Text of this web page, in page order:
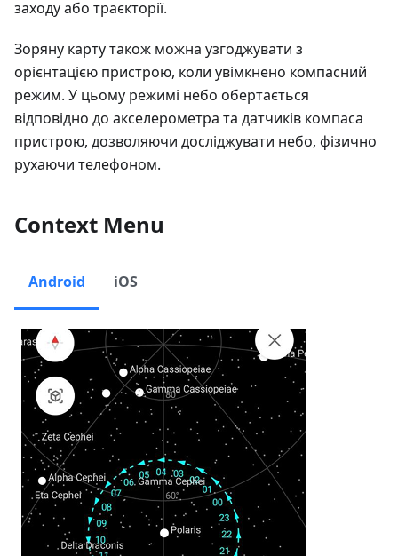
заходу або траєкторії.
Зоряну карту також можна узгоджувати з
орієнтацією пристрою, коли увімкнено компасний
режим. У цьому режимі небо обертається
відповідно до акселерометра та датчиків компаса
пристрою, дозволяючи досліджувати небо, фізично
рухаючи телефоном.
Context Menu
Android iOS